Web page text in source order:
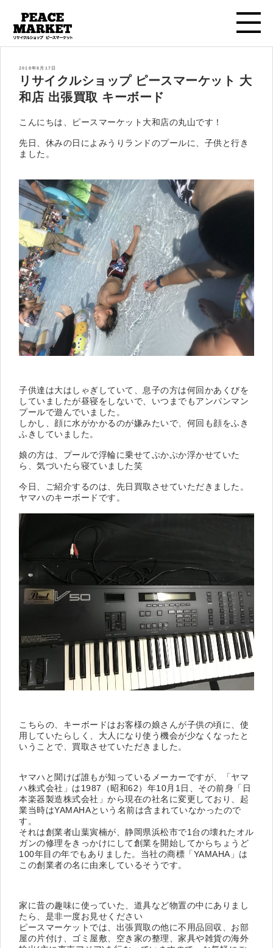
投
2018年8月17日
リサイクルショップ ピースマーケット 大
和店 出張買取 キーボード
こんにちは、ピースマーケット大和店の丸山です！
先日、休みの日によみうりランドのプールに、子供と行き
ました。
子供達は大はしゃぎしていて、息子の方は何回かあくびを
していましたが昼寝をしないで、いつまでもアンパンマン
プールで遊んでいました。
しかし、顔に水がかかるのが嫌みたいで、何回も顔をふき
ふきしていました。
娘の方は、プールで浮輪に乗せてぷかぷか浮かせていた
ら、気づいたら寝ていました笑
今日、ご紹介するのは、先日買取させていただきました。
ヤマハのキーボードです。
こちらの、キーボードはお客様の娘さんが子供の頃に、使
用していたらしく、大人になり使う機会が少なくなったと
いうことで、買取させていただきました。
ヤマハと聞けば誰もが知っているメーカーですが、「ヤマ
ハ株式会社」は1987（昭和62）年10月1日、その前身「日
本楽器製造株式会社」から現在の社名に変更しており、起
業当時はYAMAHAという名前は含まれていなかったので
す。
それは創業者山葉寅楠が、静岡県浜松市で1台の壊れたオル
ガンの修理をきっかけにして創業を開始してからちょうど
100年目の年でもありました。当社の商標「YAMAHA」は
この創業者の名に由来しているそうです。
家に昔の趣味に使っていた、道具など物置の中にありまし
たら、是非一度お見せください
ピースマーケットでは、出張買取の他に不用品回収、お部
屋の片付け、ゴミ屋敷、空き家の整理、家具や雑貨の海外